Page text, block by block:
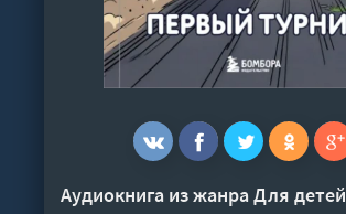
Аудиокнига из жанраДля детей